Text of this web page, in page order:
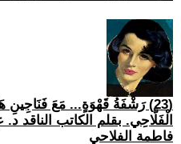
(23) رَشْفَةُ قَهْوَةٍ... مَعَ فَنَاجِينِ
الْفَلَّاحِي. بقلم الكاتب الناقد
فاطمة الفلاحي